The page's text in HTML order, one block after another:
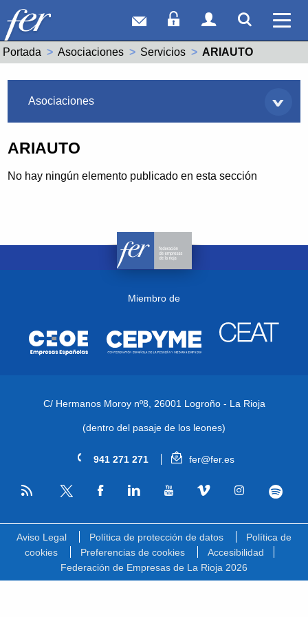
Correo webAcceso Socios
Acceso
Portada Asociaciones Servicios Actual:
ARIAUTO
Asociaciones
ARIAUTO
No hay ningún elemento publicado en esta sección
Miembro de
C/ Hermanos Moroy nº8, 26001 Logroño - La Rioja
(dentro del pasaje de los leones)
941 271 271 fer@fer.es
RSS
Aviso Legal Política de protección de datos
Política de
cookies
Preferencias de cookies
Accesibilidad
Federación de Empresas de La Rioja 2026